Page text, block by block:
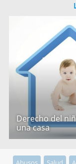
Derecho del
una casa